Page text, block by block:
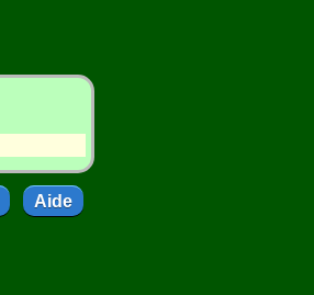
Aide